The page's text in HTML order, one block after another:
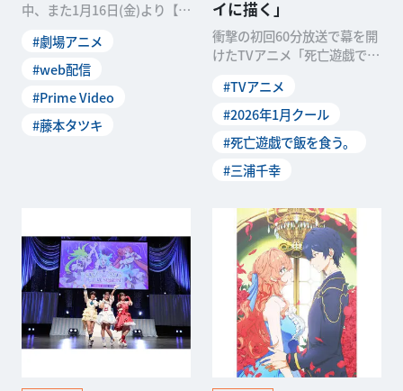
中、また1月16日(金)より【P
が始まった「藤本タツキ17-2
6」。どういった思いでこの
対する思いを監督たちにうか
がいました。 （...
#劇場アニメ
#web配信
#Prime Video
#藤本タツキ
イに描く」
衝撃の初回60分放送で幕を開
けたTVアニメ「死亡遊戯で飯
らがう少女・幽鬼の瞳は何を
映すのか。 主演・三浦千幸さ
も冷徹な〝生存〟の記録を語
り尽くす。 ――...
#TVアニメ
#2026年1月クール
#死亡遊戯で飯を食う。
#三浦千幸